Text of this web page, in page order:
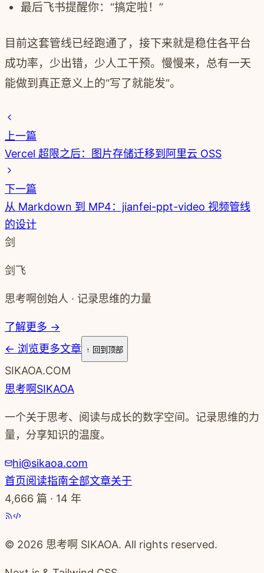
最后飞书提醒你：“搞定啦！”
目前这套管线已经跑通了，接下来就是稳住各平台
成功率，少出错，少人工干预。慢慢来，总有一天
能做到真正意义上的“写了就能发”。
上一篇
Vercel 超限之后：图片存储迁移到阿里云 OSS
下一篇
从 Markdown 到 MP4：jianfei-ppt-video 视频管线
的设计
剑
剑飞
思考啊创始人 · 记录思维的力量
了解更多 →
← 浏览更多文章 ↑ 回到顶部
SIKAOA.COM
思考啊SIKAOA
一个关于思考、阅读与成长的数字空间。记录思维的力
量，分享知识的温度。
hi@sikaoa.com
首页阅读指南全部文章关于
4,666 篇 · 14 年
© 2026 思考啊 SIKAOA. All rights reserved.